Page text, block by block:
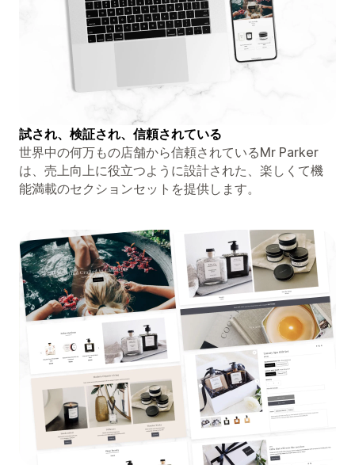
試され、検証され、信頼されている
世界中の何万もの店舗から信頼されているMr Parker
は、売上向上に役立つように設計された、楽しくて機
能満載のセクションセットを提供します。